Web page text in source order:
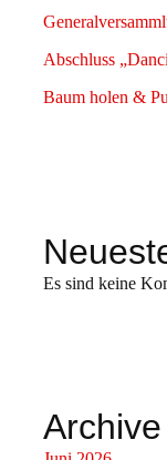
Abschluss
Baum holen &
Es sind keine
Archive